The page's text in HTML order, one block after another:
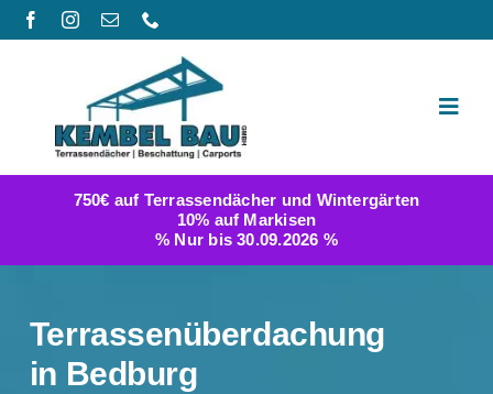
Zum
Produktwelt
FAQ
750€ auf Terrassendächer und Wintergärten
10% auf Markisen
% Nur bis 30.09.2026 %
Terrassenüberdachung
in Bedburg